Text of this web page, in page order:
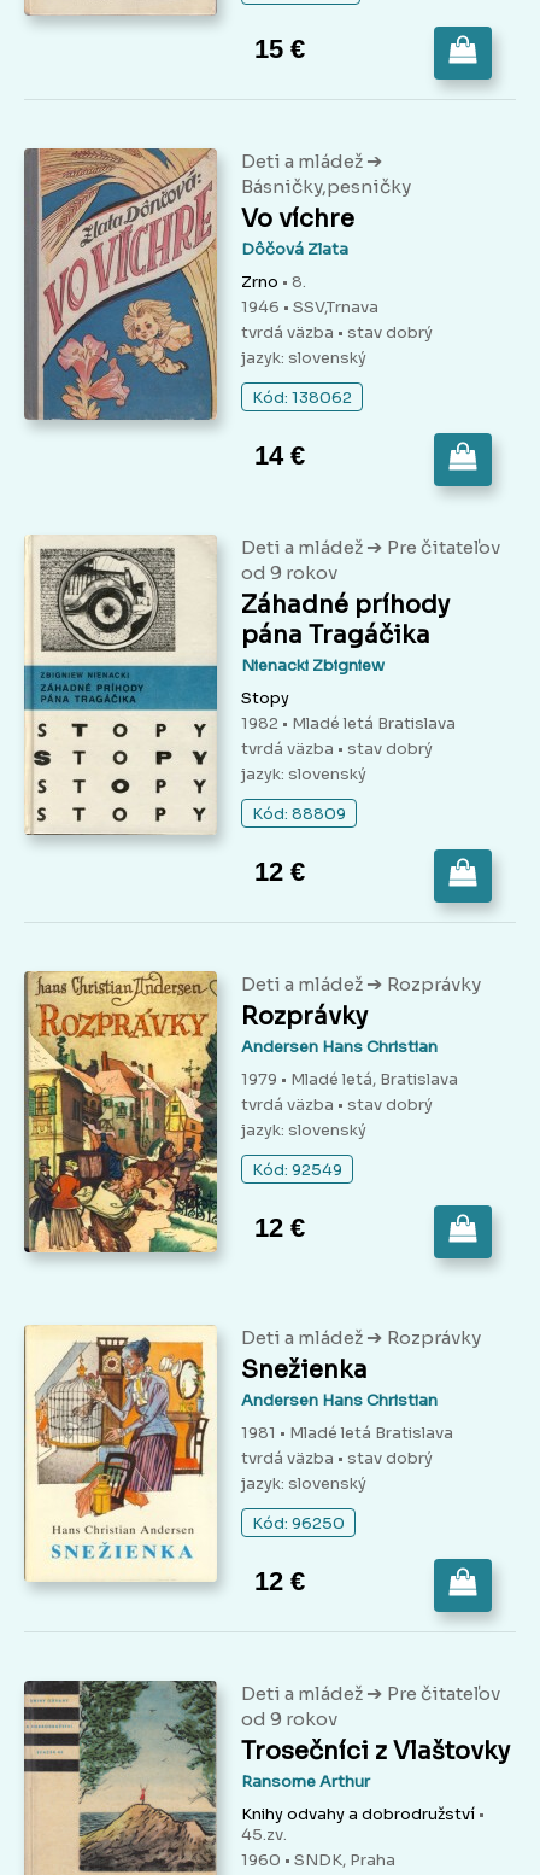
15 €
Deti a mládež ➔
Básničky,pesničky
Vo víchre
Dôčová Zlata
Zrno • 8.
1946 • SSV,Trnava
tvrdá väzba • stav dobrý
jazyk: slovenský
Kód: 138062
14 €
Deti a mládež ➔ Pre čitateľov
od 9 rokov
Záhadné príhody
pána Tragáčika
Nienacki Zbigniew
Stopy
1982 • Mladé letá Bratislava
tvrdá väzba • stav dobrý
jazyk: slovenský
Kód: 88809
12 €
Deti a mládež ➔ Rozprávky
Rozprávky
Andersen Hans Christian
1979 • Mladé letá, Bratislava
tvrdá väzba • stav dobrý
jazyk: slovenský
Kód: 92549
12 €
Deti a mládež ➔ Rozprávky
Snežienka
Andersen Hans Christian
1981 • Mladé letá Bratislava
tvrdá väzba • stav dobrý
jazyk: slovenský
Kód: 96250
12 €
Deti a mládež ➔ Pre čitateľov
od 9 rokov
Trosečníci z Vlaštovky
Ransome Arthur
Knihy odvahy a dobrodružství •
45.zv.
1960 • SNDK, Praha